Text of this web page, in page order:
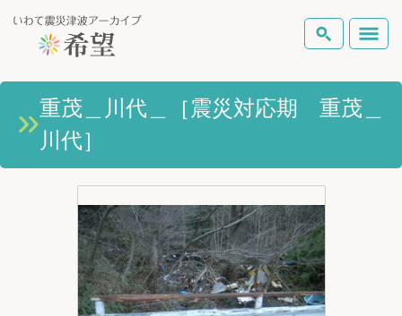
いわて震災津波アーカイブとは
岩手県の被害状況
ピックアップコンテンツ
Foreign Laguage
検索
重茂＿川代＿［震災対応期 重茂＿
川代］